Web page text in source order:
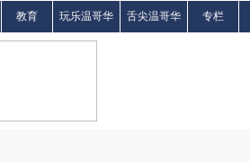
教育 玩乐温哥华 舌尖温哥华 专栏